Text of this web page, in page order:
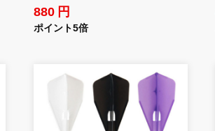
880 円
ポイント5倍